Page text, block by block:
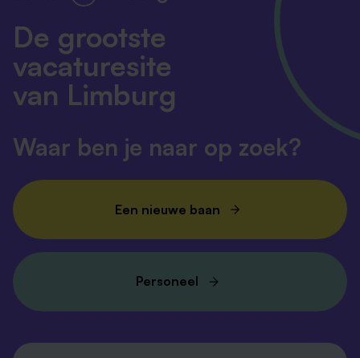
De grootste
vacaturesite
van Limburg
Waar ben je naar op zoek?
Een nieuwe baan
Personeel